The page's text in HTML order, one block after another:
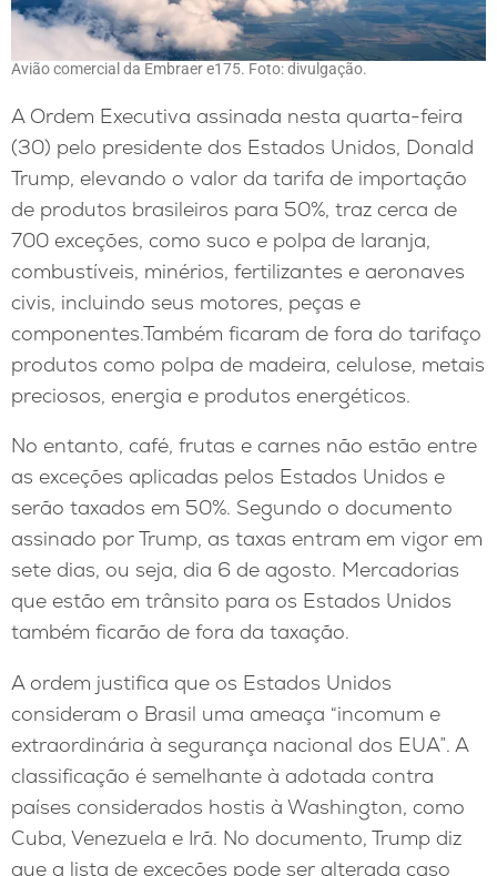
Avião comercial da Embraer e175. Foto: divulgação.
A Ordem Executiva assinada nesta quarta-feira
(30) pelo presidente dos Estados Unidos, Donald
Trump, elevando o valor da tarifa de importação
de produtos brasileiros para 50%, traz cerca de
700 exceções, como suco e polpa de laranja,
combustíveis, minérios, fertilizantes e aeronaves
civis, incluindo seus motores, peças e
componentes.Também ficaram de fora do tarifaço
produtos como polpa de madeira, celulose, metais
preciosos, energia e produtos energéticos.
No entanto, café, frutas e carnes não estão entre
as exceções aplicadas pelos Estados Unidos e
serão taxados em 50%. Segundo o documento
assinado por Trump, as taxas entram em vigor em
sete dias, ou seja, dia 6 de agosto. Mercadorias
que estão em trânsito para os Estados Unidos
também ficarão de fora da taxação.
A ordem justifica que os Estados Unidos
consideram o Brasil uma ameaça “incomum e
extraordinária à segurança nacional dos EUA”. A
classificação é semelhante à adotada contra
países considerados hostis à Washington, como
Cuba, Venezuela e Irã. No documento, Trump diz
que a lista de exceções pode ser alterada caso